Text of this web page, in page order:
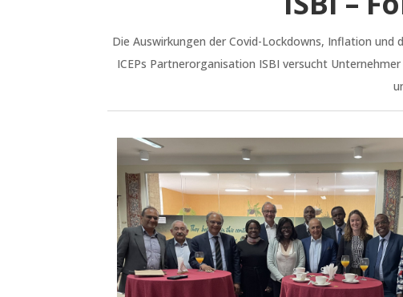
Die Auswirkungen der Covid-Lockdowns, Inflation und
ICEPs Partnerorganisation ISBI versucht